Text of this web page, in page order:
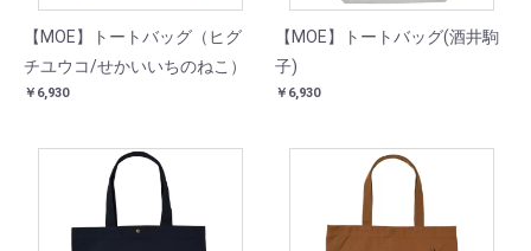
【MOE】トートバッグ（ヒグ
チユウコ/せかいいちのねこ）
￥6,930
【MOE】トートバッグ(酒井駒
子)
￥6,930